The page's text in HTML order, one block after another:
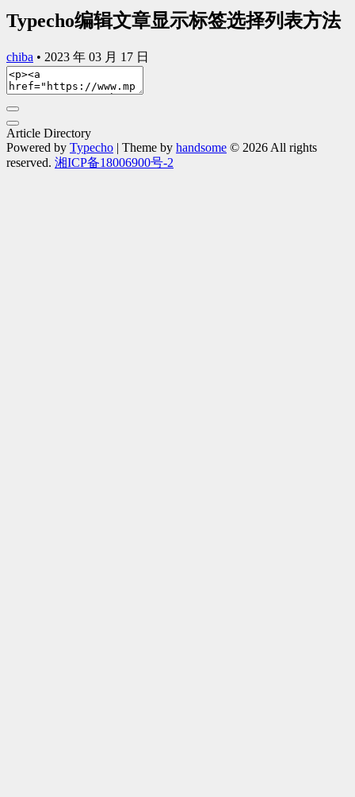
Typecho编辑文章显示标签选择列表方法
chiba • 2023 年 03 月 17 日
Article Directory
Powered by Typecho | Theme by handsome © 2026 All rights
reserved. 湘ICP备18006900号-2